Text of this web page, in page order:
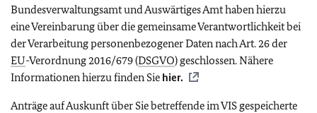
Bundesverwaltungsamt und Auswärtiges Amt haben hierzu
eine Vereinbarung über die gemeinsame Verantwortlichkeit bei
der Verarbeitung personenbezogener Daten nach Art. 26 der
EU-Verordnung 2016/679 (DSGVO) geschlossen. Nähere
Informationen hierzu finden Sie hier.
Anträge auf Auskunft über Sie betreffende im VIS gespeicherte